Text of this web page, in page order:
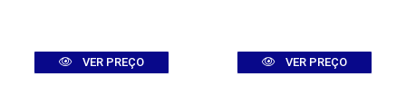
VER PREÇO VER PREÇO